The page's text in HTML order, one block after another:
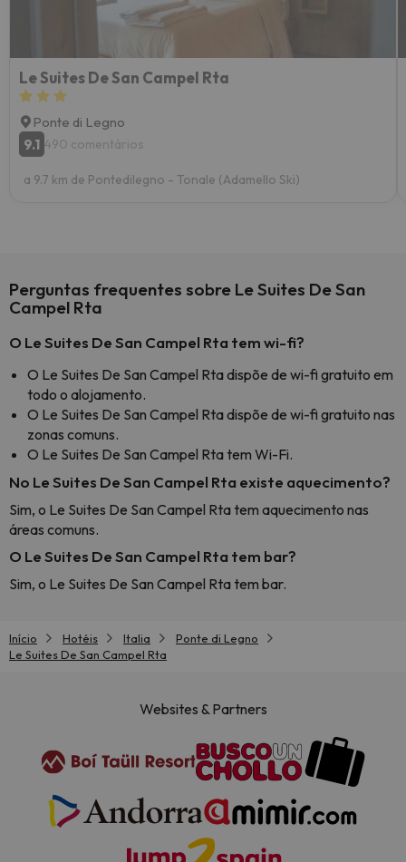
Le Suites De San Campel Rta
Ponte di Legno
9.1 490 comentários
a 9.7 km de Pontedilegno - Tonale (Adamello Ski)
Perguntas frequentes sobre Le Suites De San
Campel Rta
O Le Suites De San Campel Rta tem wi-fi?
O Le Suites De San Campel Rta dispõe de wi-fi gratuito em
todo o alojamento.
O Le Suites De San Campel Rta dispõe de wi-fi gratuito nas
zonas comuns.
O Le Suites De San Campel Rta tem Wi-Fi.
No Le Suites De San Campel Rta existe aquecimento?
Sim, o Le Suites De San Campel Rta tem aquecimento nas
áreas comuns.
O Le Suites De San Campel Rta tem bar?
Sim, o Le Suites De San Campel Rta tem bar.
Início Hotéis Italia
Ponte di Legno
Le Suites De San Campel Rta
Websites & Partners